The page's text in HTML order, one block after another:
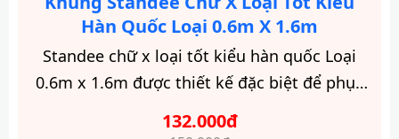
Hàn Quốc Loại 0.6m X 1.6m
Standee chữ x loại tốt kiểu hàn quốc Loại
0.6m x 1.6m được thiết kế đặc biệt để phục
vụ cho trưng bày và quảng cáo trong các sự
132.000đ